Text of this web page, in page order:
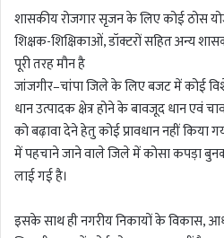
शासकीय रोजगार सृजन के लिए कोई ठोस
शिक्षक-शिक्षिकाओं, डॉक्टरों सहित अन्य
पूरी तरह मौन है
जांजगीर–चांपा जिले के लिए बजट में कोई
धान उत्पादक क्षेत्र होने के बावजूद धान एवं
को बढ़ावा देने हेतु कोई प्रावधान नहीं किया
में पहचाने जाने वाले जिले में कोसा कपड़ा
लाई गई है।
इसके साथ ही नगरीय निकायों के विकास,